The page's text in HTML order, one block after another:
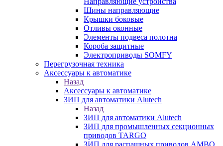
Шины направляющие
Крышки боковые
Отливы оконные
Элементы подвеса полотна
Короба защитные
Электроприводы SOMFY
Перегрузочная техника
Аксессуары к автоматике
Назад
Аксессуары к автоматике
ЗИП для автоматики Alutech
Назад
ЗИП для автоматики Alutech
ЗИП для промышленных секционных
приводов TARGO
ЗИП для распашных приводов AMBO,